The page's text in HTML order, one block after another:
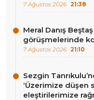
7 Ağustos 2026 21:38
Meral Danış
görüşmelerinde
7 Ağustos 2026 21:10
Sezgin
‘Üzerimize düşen
eleştirilerimize